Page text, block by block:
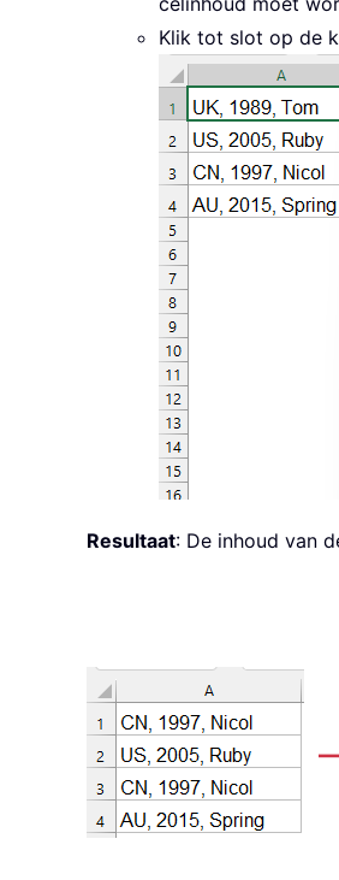
Klik tot slot op de
Resultaat: De inhoud van